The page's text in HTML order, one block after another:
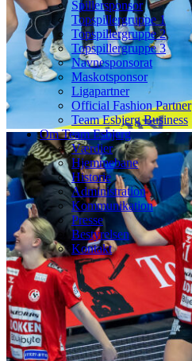
Spillersponsor
Topspillergruppe 1
Topspillergruppe 2
Topspillergruppe 3
Navnesponsorat
Maskotsponsor
Ligapartner
Official Fashion Partner
Team Esbjerg Business
Om Team Esbjerg
Værdier
Hjemmebane
Historie
Administration
Kommunikation
Presse
Bestyrelsen
Kontakt